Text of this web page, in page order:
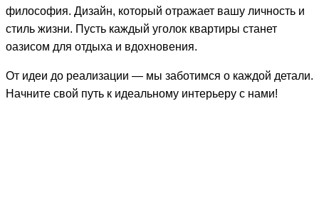
философия. Дизайн, который отражает вашу личность и
стиль жизни. Пусть каждый уголок квартиры станет
оазисом для отдыха и вдохновения.
От идеи до реализации — мы заботимся о каждой детали.
Начните свой путь к идеальному интерьеру с нами!